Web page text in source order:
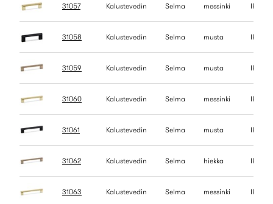
31057 Kalustevedin Selma messinki IP
31058 Kalustevedin Selma musta IP
31059 Kalustevedin Selma musta IP
31060 Kalustevedin Selma messinki IP
31061 Kalustevedin Selma musta IP
31062 Kalustevedin Selma hiekka IP
31063 Kalustevedin Selma messinki IP